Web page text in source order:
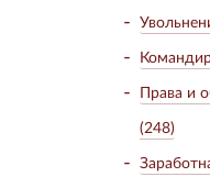
Права и
(248)